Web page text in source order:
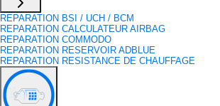
REPARATION BSI / UCH / BCM
REPARATION CALCULATEUR AIRBAG
REPARATION COMMODO
REPARATION RESERVOIR ADBLUE
REPARATION RESISTANCE DE CHAUFFAGE